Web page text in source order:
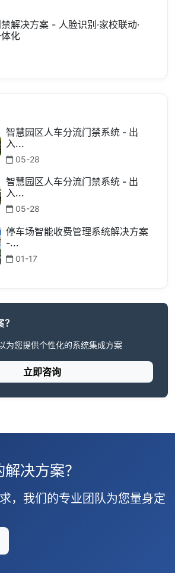
解决方案 - 人脸识别·家校联动·
化
智慧园区人车分流门禁系统 - 出
入...
05-28
智慧园区人车分流门禁系统 - 出
入...
05-28
停车场智能收费管理系统解决方案
-...
01-17
为您提供个性化的系统集成方案
立即咨询
决方案？
，我们的专业团队为您量身定